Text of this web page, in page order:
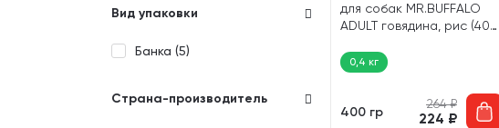
Вид упаковки
Банка (5)
Страна-производитель
для собак MR.BUFFALO
ADULT говядина, рис (400
0,4 кг
400 гр
264₽
224 ₽